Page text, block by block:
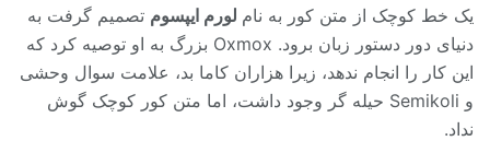
یک خط کوچک از متن کور به نام لورم ایپسوم تصمیم گرفت به
دنیای دور دستور زبان برود. Oxmox بزرگ به او توصیه کرد که
این کار را انجام ندهد، زیرا هزاران کاما بد، علامت سوال وحشی
و Semikoli حیله گر وجود داشت، اما متن کور کوچک گوش
نداد.